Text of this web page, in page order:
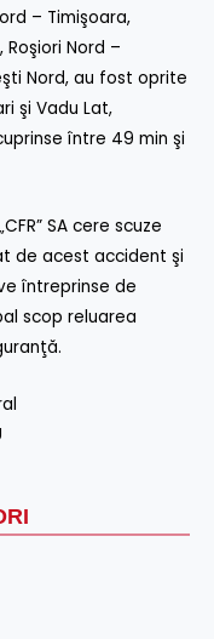
– Timişoara,
Nord –
Nord, au fost oprite
şi Vadu Lat,
între 49 min şi
SA cere scuze
de acest accident şi
întreprinse de
scop reluarea